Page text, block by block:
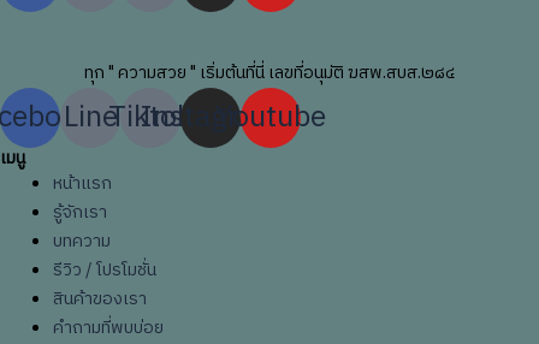
ทุก " ความสวย " เริ่มต้นที่นี่ เลขที่อนุมัติ ฆสพ.สบส.๒๘๔
LineTiktok
InstagramYoutube
เมนู
หน้าแรก
รู้จักเรา
บทความ
รีวิว / โปรโมชั่น
สินค้าของเรา
คำถามที่พบบ่อย